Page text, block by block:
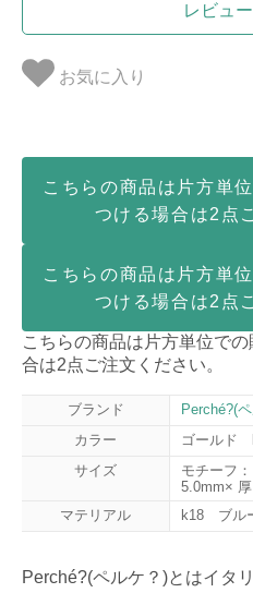
レビュ
お気に入り
こちらの商品は片方単
つける場合は2点
こちらの商品は片方単
つける場合は2点
こちらの商品は片方単位で
合は2点ご注文ください。
ブランド
Perché?(
カラー
ゴールド
サイズ
モチーフ
5.0mm×
マテリアル
k18 ブル
Perché?(ペルケ？)とはイタ